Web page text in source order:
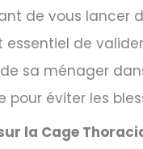
de vous lancer
essentiel de
sa ménager
pour éviter les
la Cage